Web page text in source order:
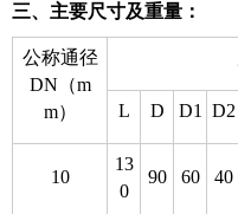
三、主要尺寸及重量：
公称通径
DN（m
m）
L D D1 D2
10
13
0
90 60 40